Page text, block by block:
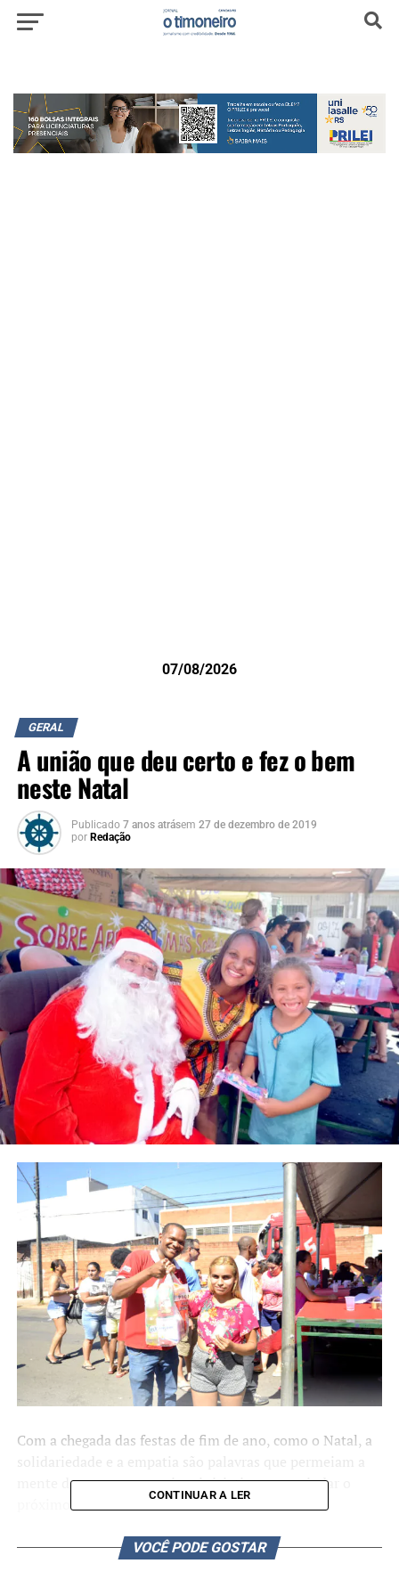
07/08/2026
GERAL
A união que deu certo e fez o bem
neste Natal
Publicado 7 anos atrásem 27 de dezembro de 2019
por Redação
Com a chegada das festas de fim de ano, como o Natal, a
mente de pessoas que criam iniciativas para ajudar o
próximo.
O grupo “Nós somos a diferença”, juntamente com as
microempresas canoenses Lojas Fam, Casas Londres,
CONTINUAR A LER
VOCÊ PODE GOSTAR